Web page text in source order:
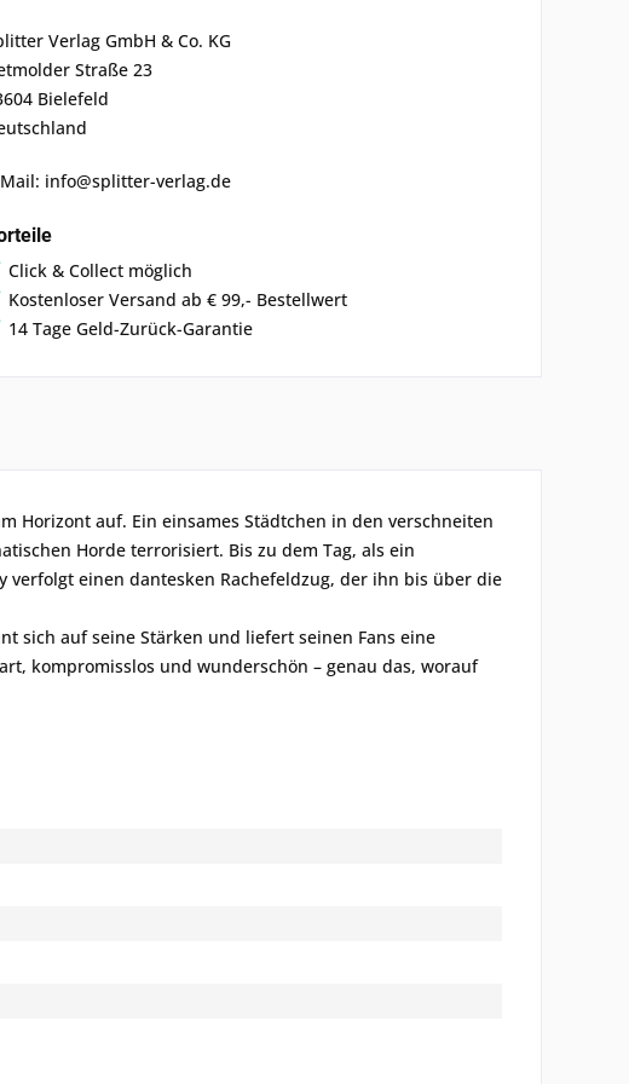
Verlag GmbH & Co. KG
Straße 23
Bielefeld
info@splitter-verlag.de
Click & Collect möglich
Kostenloser Versand ab € 99,- Bestellwert
14 Tage Geld-Zurück-Garantie
Horizont auf. Ein einsames Städtchen in den verschneiten
Horde terrorisiert. Bis zu dem Tag, als ein
verfolgt einen dantesken Rachefeldzug, der ihn bis über die
sich auf seine Stärken und liefert seinen Fans eine
kompromisslos und wunderschön – genau das, worauf